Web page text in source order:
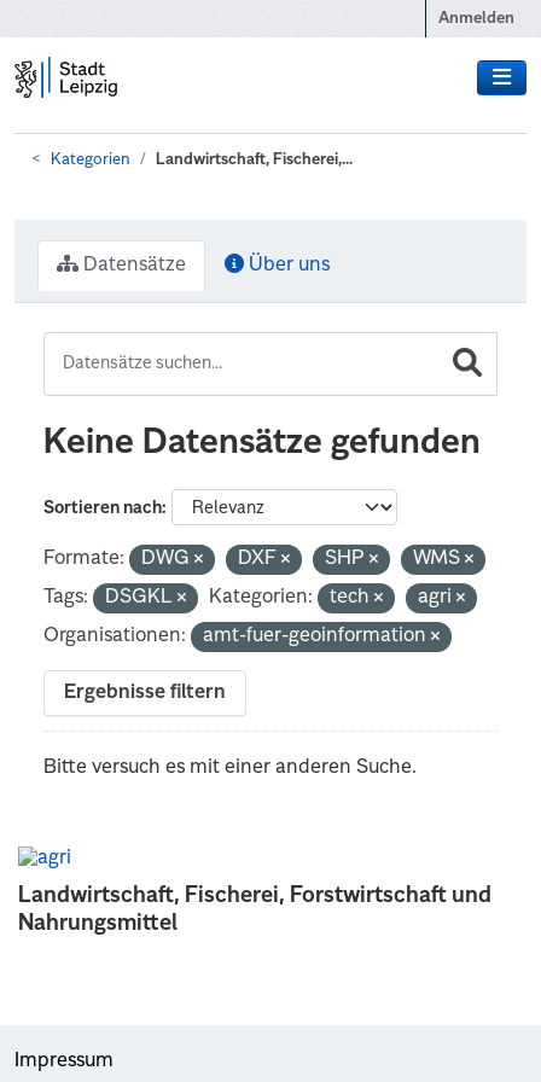
Anmelden
Kategorien Landwirtschaft, Fischerei,...
Landwirtschaft, Fischerei, Forstwirtschaft und
Nahrungsmittel
Datensätze Über uns
Keine Datensätze gefunden
Sortieren nach
Formate: DWG DXF SHP
WMS
Tags:
DSGKL Kategorien: tech
agri
Organisationen:
amt-fuer-geoinformation
Ergebnisse filtern
Bitte versuch es mit einer anderen Suche.
Impressum